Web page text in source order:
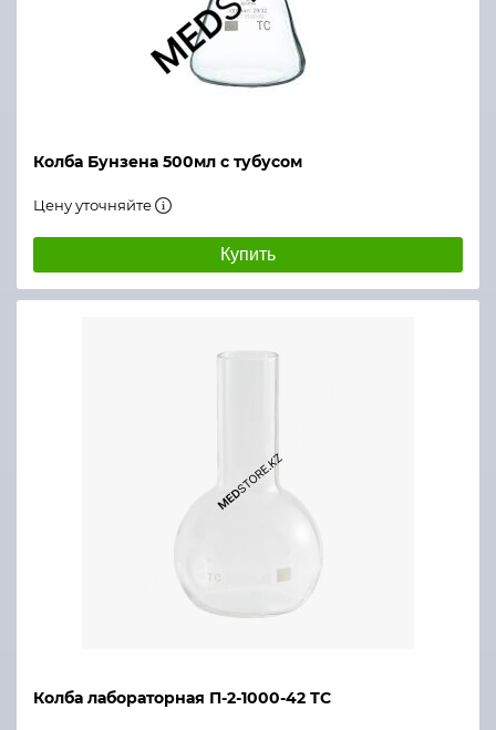
Колба Бунзена 500мл с тубусом
Цену уточняйте
Купить
Колба лабораторная П-2-1000-42 ТС